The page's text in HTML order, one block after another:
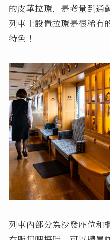
的皮革拉環，是考量到通
列車上設置拉環是很稀有
特色！
列車內部分為沙發座位和